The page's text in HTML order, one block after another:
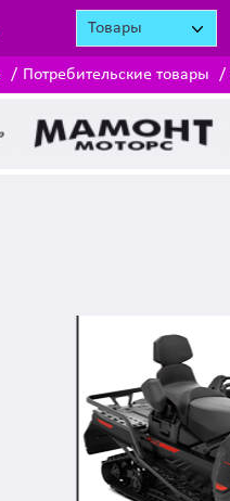
Товары
Потребительские товары